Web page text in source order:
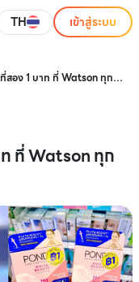
TH เข้าสู่ระบบ
ที่สอง 1 บาท ที่ Watson ทุก
ท ที่ Watson ทุก